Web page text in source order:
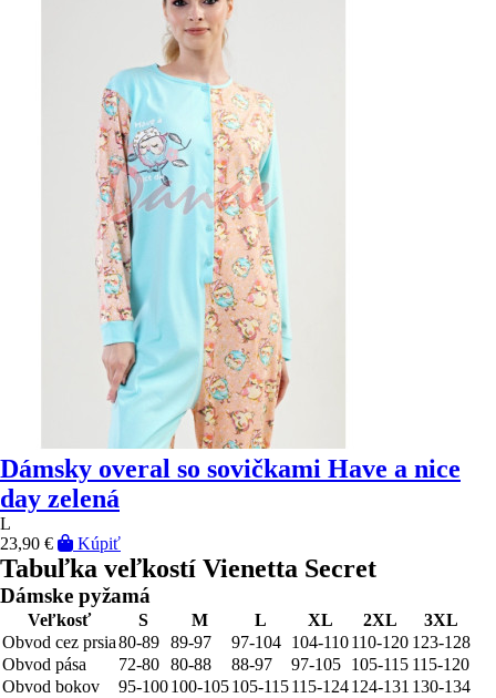
Dámsky overal so sovičkami Have a nice
day zelená
L
23,90 €
Kúpiť
Tabuľka veľkostí Vienetta Secret
Dámske pyžamá
Veľkosť S M L XL 2XL
3XL
Obvod cez prsia80-89 89-97 97-104 104-110110-120 123-128
Obvod pása
72-80 80-88 88-97 97-105 105-115 115-120
Obvod bokov
95-100100-105105-115115-124124-131 130-134